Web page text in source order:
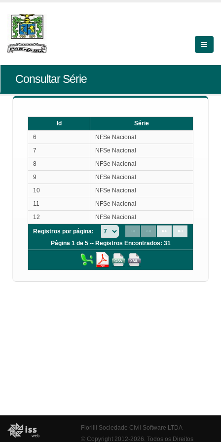
Consultar Série
Id
Série
Série
6
NFSe Nacional
7
NFSe Nacional
8
NFSe Nacional
9
NFSe Nacional
10
NFSe Nacional
11
NFSe Nacional
12
NFSe Nacional
Registros por página:
Página 1 de 5 -- Registros Encontrados: 31
Fiorilli Sociedade Civil Software LTDA
© Copyright 2012-2026. Todos os Direitos